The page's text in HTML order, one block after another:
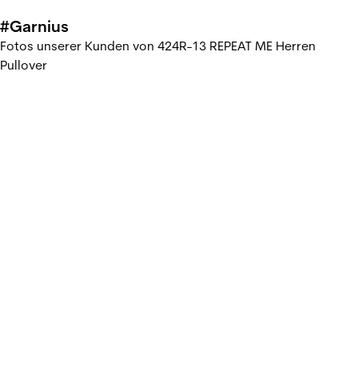
#Garnius
Fotos unserer Kunden von 424R-13 REPEAT ME Herren
Pullover